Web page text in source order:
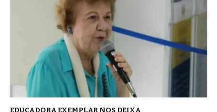
EDUCADORA EXEMPLAR NOS DEIXA